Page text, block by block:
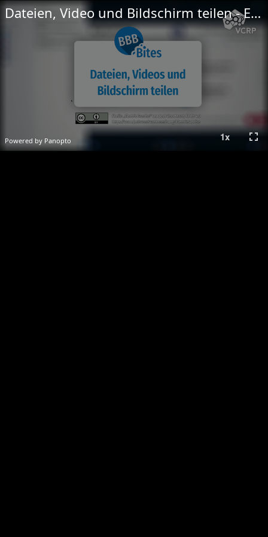
Powered by Panopto
Dateien, Video und Bildschirm teilen - Einleitung
1x fullscreen